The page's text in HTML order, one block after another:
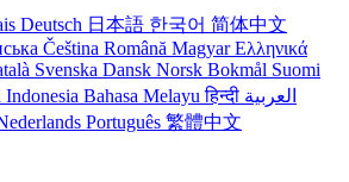
Deutsch 日本語 한국어 简体中文
Čeština Română MagyarΕλληνικά
Svenska Dansk Norsk Bokmål Suomi
Indonesia Bahasa Melayuहिन्दी العربية
Português 繁體中文